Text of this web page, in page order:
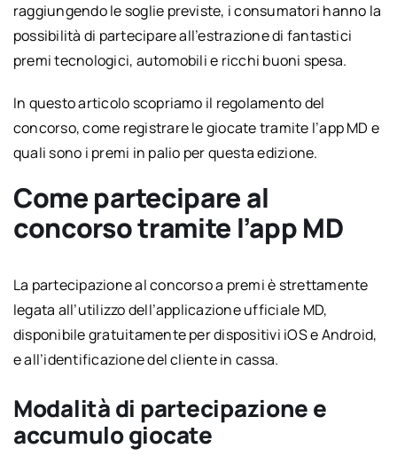
raggiungendo le soglie previste, i consumatori hanno la
possibilità di partecipare all’estrazione di fantastici
premi tecnologici, automobili e ricchi buoni spesa.
In questo articolo scopriamo il regolamento del
concorso, come registrare le giocate tramite l’app MD e
quali sono i premi in palio per questa edizione.
Come partecipare al
concorso tramite l’app MD
La partecipazione al concorso a premi è strettamente
legata all’utilizzo dell’applicazione ufficiale MD,
disponibile gratuitamente per dispositivi iOS e Android,
e all’identificazione del cliente in cassa.
Modalità di partecipazione e
accumulo giocate